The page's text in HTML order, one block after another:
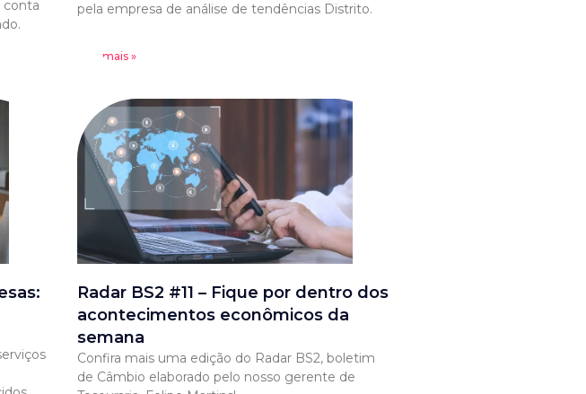
conta
pela empresa de análise de tendências Distrito.
Leia mais »
Radar BS2 #11 – Fique por dentro dos
acontecimentos econômicos da
semana
Confira mais uma edição do Radar BS2, boletim
de Câmbio elaborado pelo nosso gerente de